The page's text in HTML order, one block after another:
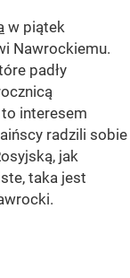
w piątek
Nawrockiemu.
padły
interesem
radzili sobie
jak
taka jest